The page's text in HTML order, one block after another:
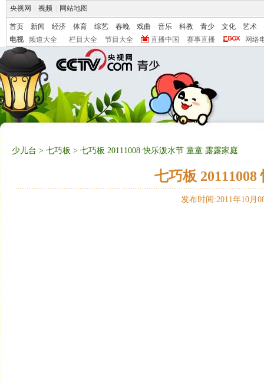
央视网 视频 网站地图
首页 新闻 经济 体育 综艺 春晚 戏曲 音乐 科教 青少 文化
艺术
电视
频道大全 栏目大全 节目大全 直播中国 赛事直播 网络
少儿台 > 七巧板 > 七巧板 20111008 快乐泼水节 童童 露露家庭
七巧板
发布时间:2011年10月